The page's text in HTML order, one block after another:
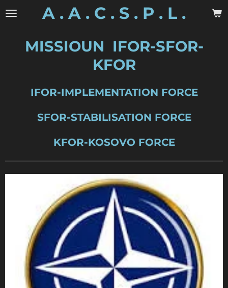
Zum
A . A . C . S . P . L .
MISSIOUN IFOR-SFOR-
KFOR
IFOR-IMPLEMENTATION FORCE
SFOR-STABILISATION FORCE
KFOR-KOSOVO FORCE